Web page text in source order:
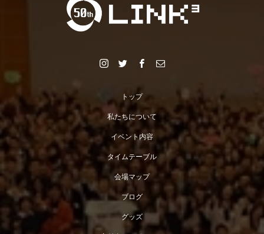
トップ
私たちについて
イベント内容
タイムテーブル
会場マップ
ブログ
グッズ